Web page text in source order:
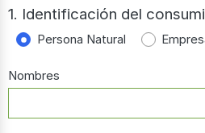
1. Identificación del
Persona Natural
Nombres